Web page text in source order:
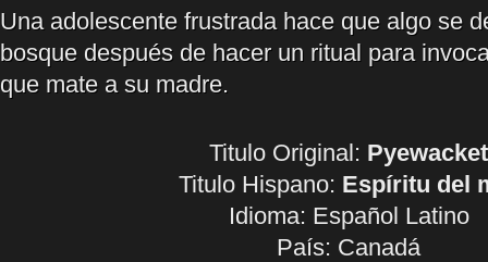
Una adolescente frustrada hace que algo se
bosque después de hacer un ritual para
que mate a su madre.
Titulo Original: Pyewacket
Titulo Hispano: Espíritu del
Idioma: Español Latino
País: Canadá